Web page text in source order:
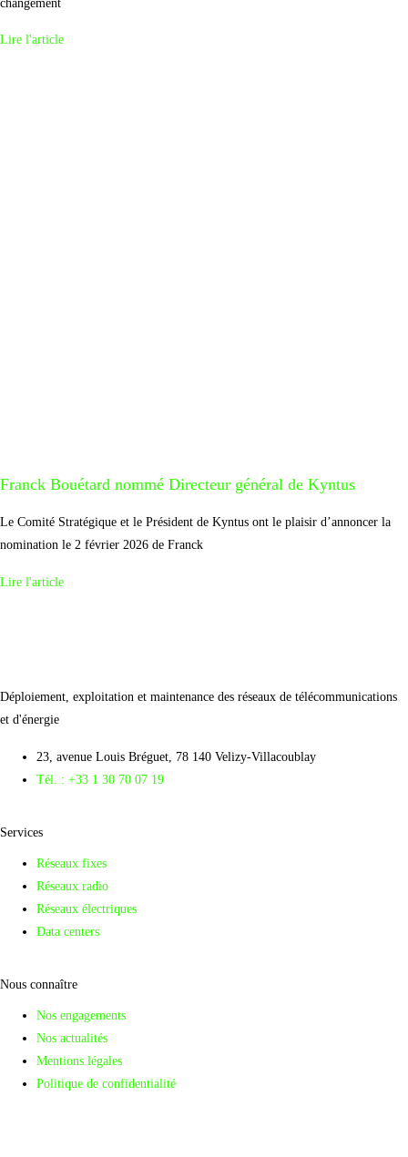
changement
Lire l'article
Franck Bouétard nommé Directeur général de Kyntus
Le Comité Stratégique et le Président de Kyntus ont le plaisir d’annoncer la
nomination le 2 février 2026 de Franck
Lire l'article
Déploiement, exploitation et maintenance des réseaux de télécommunications
et d'énergie
23, avenue Louis Bréguet, 78 140 Velizy-Villacoublay
Tél. : +33 1 30 70 07 19
Services
Réseaux fixes
Réseaux radio
Réseaux électriques
Data centers
Nous connaître
Nos engagements
Nos actualités
Mentions légales
Politique de confidentialité